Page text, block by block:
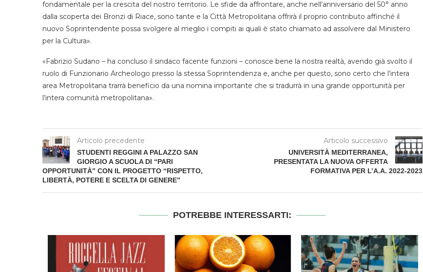
fondamentale per la crescita del nostro territorio. Le sfide da affrontare, anche nell’anniversario del 50° anno
dalla scoperta dei Bronzi di Riace, sono tante e la Città Metropolitana offrirà il proprio contributo affinché il
nuovo Soprintendente possa svolgere al meglio i compiti ai quali è stato chiamato ad assolvere dal Ministero
per la Cultura».
«Fabrizio Sudano – ha concluso il sindaco facente funzioni – conosce bene la nostra realtà, avendo già svolto il
ruolo di Funzionario Archeologo presso la stessa Soprintendenza e, anche per questo, sono certo che l’intera
area Metropolitana trarrà beneficio da una nomina importante che si tradurrà in una grande opportunità per
l’intera comunità metropolitana».
Articolo precedente
STUDENTI REGGINI A PALAZZO SAN
GIORGIO A SCUOLA DI “PARI
OPPORTUNITÀ” CON IL PROGETTO “RISPETTO,
LIBERTÀ, POTERE E SCELTA DI GENERE”
Articolo successivo
UNIVERSITÀ MEDITERRANEA,
PRESENTATA LA NUOVA OFFERTA
FORMATIVA PER L’A.A. 2022-2023
POTREBBE INTERESSARTI: